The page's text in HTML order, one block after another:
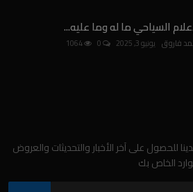
السياحي ما له وما عليه...
فاروق يونيو 3, 2025
للحصول على آخر الأخبار والتحديثات والعروض
الخاص بك